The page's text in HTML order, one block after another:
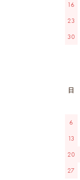
16
23
30
日
6
13
20
27